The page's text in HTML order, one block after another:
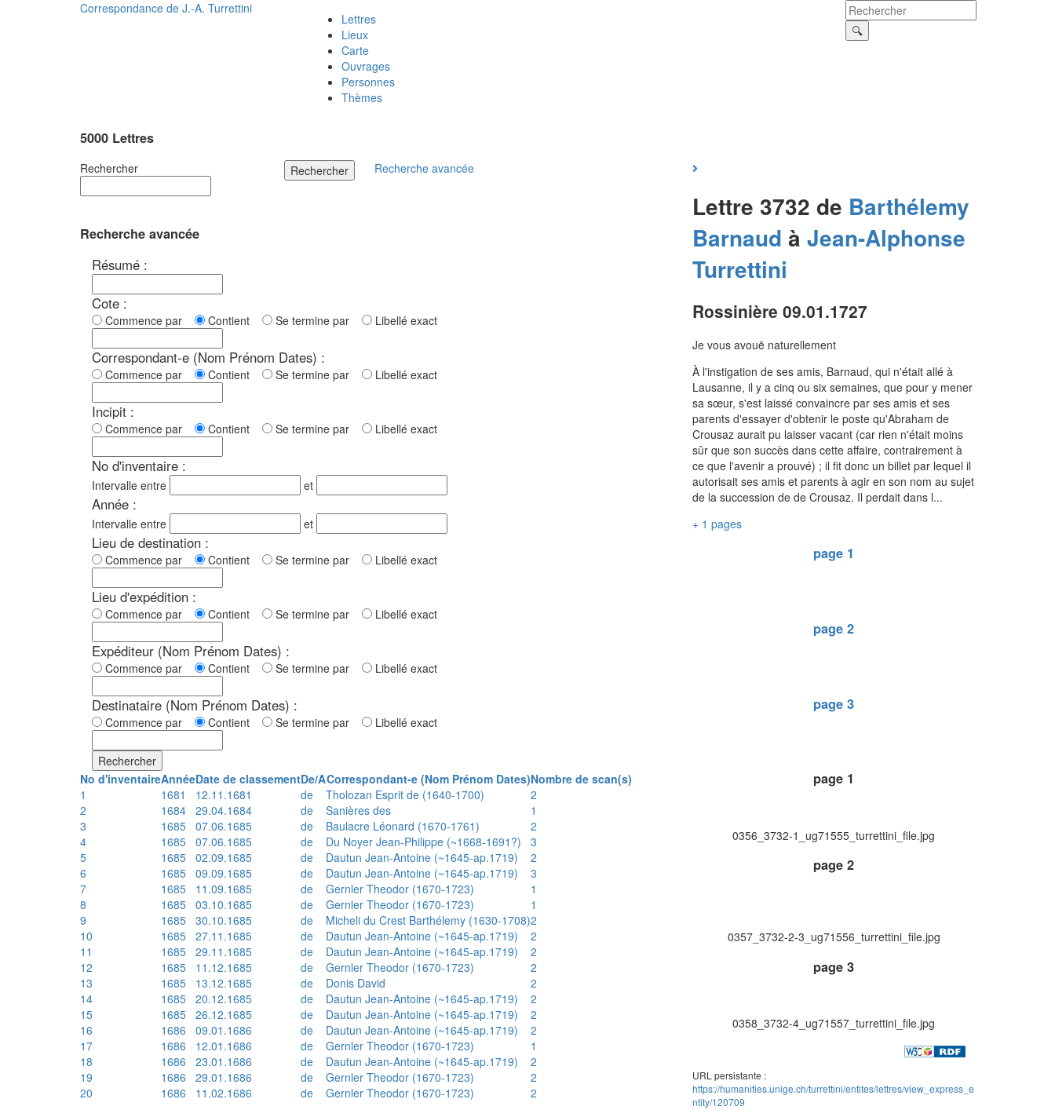
Correspondance de J.-A. Turrettini
Lettres
Lieux
Carte
Ouvrages
Personnes
Thèmes
5000 Lettres
Rechercher Rechercher Recherche avancée
Recherche avancée
Résumé :
Cote :
Commence par Contient Se termine par Libellé exact
Correspondant-e (Nom Prénom Dates) :
Commence par Contient Se termine par Libellé exact
Incipit :
Commence par Contient Se termine par Libellé exact
No d'inventaire :
Intervalle entre et
Année :
Intervalle entre et
Lieu de destination :
Commence par Contient Se termine par Libellé exact
Lieu d'expédition :
Commence par Contient Se termine par Libellé exact
Expéditeur (Nom Prénom Dates) :
Commence par Contient Se termine par Libellé exact
Destinataire (Nom Prénom Dates) :
Commence par Contient Se termine par Libellé exact
Rechercher
No d'inventaireAnnéeDate de classementDe/ACorrespondant-e (Nom Prénom Dates)Nombre de scan(s)
1
1681 12.11.1681 de Tholozan Esprit de (1640-1700)
2
2
1684 29.04.1684 de Sanières des
1
3
1685 07.06.1685 de Baulacre Léonard (1670-1761)
2
4
1685 07.06.1685 de Du Noyer Jean-Philippe (~1668-1691?)
3
5
1685 02.09.1685 de Dautun Jean-Antoine (~1645-ap.1719)
2
6
1685 09.09.1685 de Dautun Jean-Antoine (~1645-ap.1719)
3
7
1685 11.09.1685 de Gernler Theodor (1670-1723)
1
8
1685 03.10.1685 de Gernler Theodor (1670-1723)
1
9
1685 30.10.1685 de Micheli du Crest Barthélemy (1630-1708)2
10
1685 27.11.1685 de Dautun Jean-Antoine (~1645-ap.1719)
2
11
1685 29.11.1685 de Dautun Jean-Antoine (~1645-ap.1719)
2
12
1685 11.12.1685 de Gernler Theodor (1670-1723)
2
13
1685 13.12.1685 de Donis David
2
14
1685 20.12.1685 de Dautun Jean-Antoine (~1645-ap.1719)
2
15
1685 26.12.1685 de Dautun Jean-Antoine (~1645-ap.1719)
2
16
1686 09.01.1686 de Dautun Jean-Antoine (~1645-ap.1719)
2
17
1686 12.01.1686 de Gernler Theodor (1670-1723)
1
18
1686 23.01.1686 de Dautun Jean-Antoine (~1645-ap.1719)
2
19
1686 29.01.1686 de Gernler Theodor (1670-1723)
2
20
1686 11.02.1686 de Gernler Theodor (1670-1723)
2
Lettre 3732 de Barthélemy
Barnaud à Jean-Alphonse
Turrettini
Rossinière 09.01.1727
Je vous avouë naturellement
À l'instigation de ses amis, Barnaud, qui n'était allé à
Lausanne, il y a cinq ou six semaines, que pour y mener
sa sœur, s'est laissé convaincre par ses amis et ses
parents d'essayer d'obtenir le poste qu'Abraham de
Crousaz aurait pu laisser vacant (car rien n'était moins
sûr que son succès dans cette affaire, contrairement à
ce que l'avenir a prouvé) ; il fit donc un billet par lequel il
autorisait ses amis et parents à agir en son nom au sujet
de la succession de de Crousaz. Il perdait dans l...
+ 1 pages
page 1
page 2
page 3
page 1
0356_3732-1_ug71555_turrettini_file.jpg
page 2
0357_3732-2-3_ug71556_turrettini_file.jpg
page 3
0358_3732-4_ug71557_turrettini_file.jpg
URL persistante :
https://humanities.unige.ch/turrettini/entites/lettres/view_express_e
ntity/120709